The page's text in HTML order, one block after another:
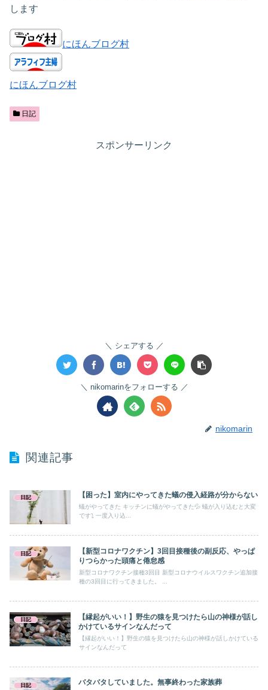
します
にほんブログ村
にほんブログ村
日記
スポンサーリンク
シェアする
nikomarinをフォローする
nikomarin
関連記事
日記 【困った】室内にやってきた蟻の侵入経路が分からない
蟻がやってきた キッチンに蟻がやってきた💦 蟻が入り込むと大変
です⤵ 一度入り込...
日記
【新型コロナワクチン】3回目接種後の副反応、やっぱ
りつらかった頭痛と倦怠感
新型コロナワクチン接種3回目 新型コロナウイルスワクチン追加接
種の3回目に行ってきました。 ...
日記
【縁起がいい！】野生の猿を見つけたら山の神様が話し
かけているサインなんだって
【縁起がいい！】野生の猿を見つけたら山の神様が話しかけている
サインなんだって
日記 バタバタしていました。無事終わった家族葬